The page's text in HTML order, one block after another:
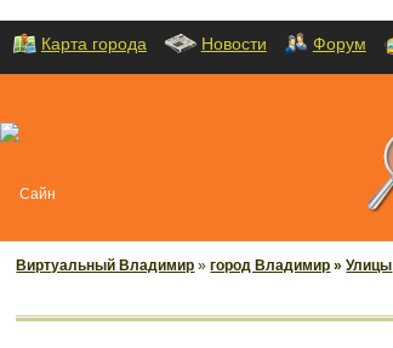
Карта города Новости Форум
Виртуальный Владимир »город Владимир »Улицы